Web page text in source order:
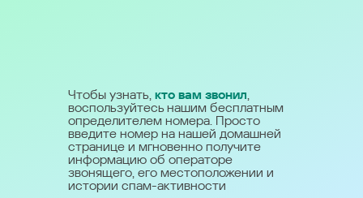
Чтобы узнать, кто вам звонил,
воспользуйтесь нашим бесплатным
определителем номера. Просто
введите номер на нашей домашней
странице и мгновенно получите
информацию об операторе
звонящего, его местоположении и
истории спам-активности